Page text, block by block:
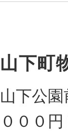
山下町
山下公
０００